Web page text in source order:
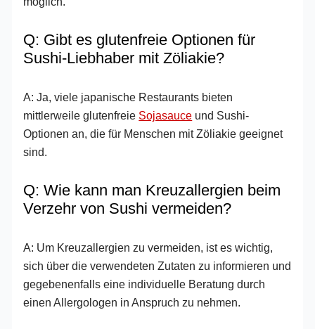
Q: Gibt es glutenfreie Optionen für
Sushi-Liebhaber mit Zöliakie?
A: Ja, viele japanische Restaurants bieten
mittlerweile glutenfreie Sojasauce und Sushi-
Optionen an, die für Menschen mit Zöliakie geeignet
sind.
Q: Wie kann man Kreuzallergien beim
Verzehr von Sushi vermeiden?
A: Um Kreuzallergien zu vermeiden, ist es wichtig,
sich über die verwendeten Zutaten zu informieren und
gegebenenfalls eine individuelle Beratung durch
einen Allergologen in Anspruch zu nehmen.